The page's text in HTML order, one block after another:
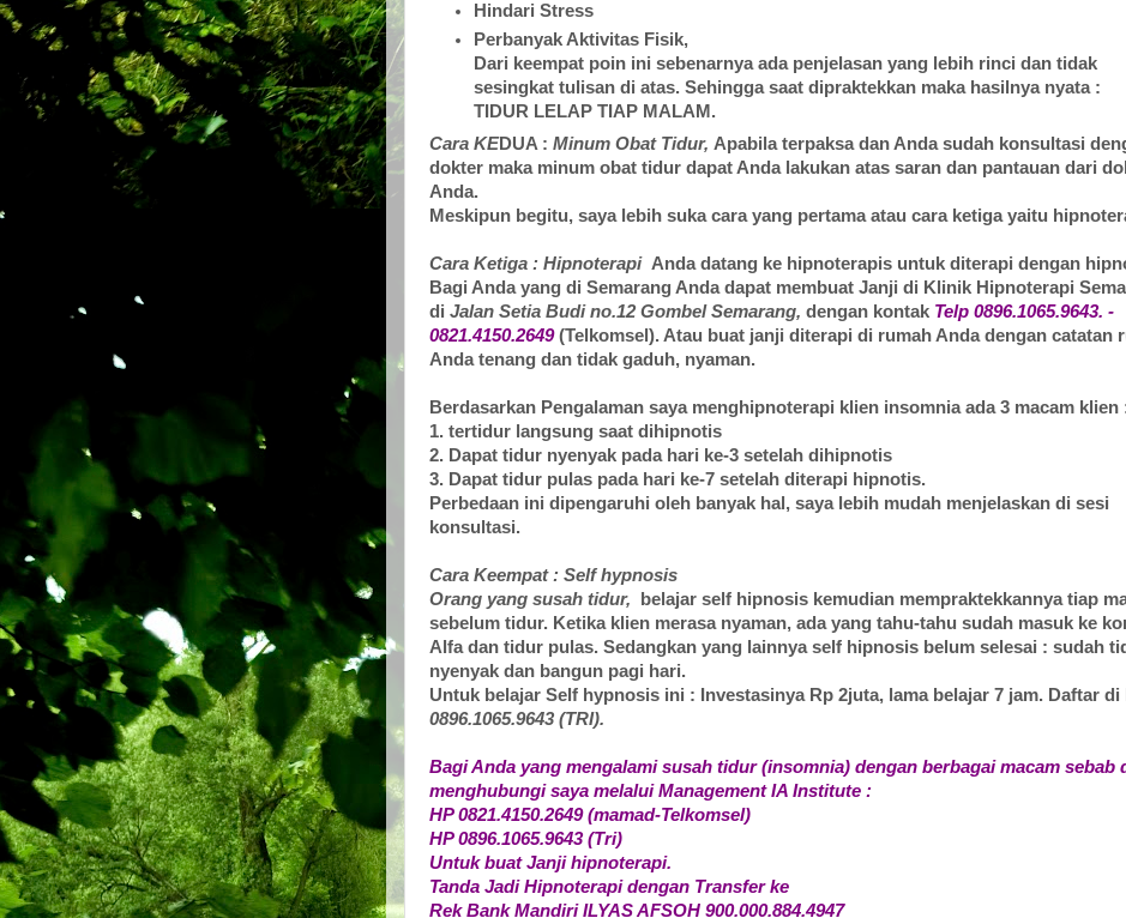
Hindari Stress
Perbanyak Aktivitas Fisik,
Dari keempat poin ini sebenarnya ada penjelasan yang lebih rinci dan tidak
sesingkat tulisan di atas. Sehingga saat dipraktekkan maka hasilnya nyata :
TIDUR LELAP TIAP MALAM.
Cara KEDUA : Minum Obat Tidur, Apabila terpaksa dan Anda sudah konsultasi
dokter maka minum obat tidur dapat Anda lakukan atas saran dan pantauan dari
Anda.
Meskipun begitu, saya lebih suka cara yang pertama atau cara ketiga yaitu
Cara Ketiga : Hipnoterapi Anda datang ke hipnoterapis untuk diterapi dengan
Bagi Anda yang di Semarang Anda dapat membuat Janji di Klinik Hipnoterapi
di Jalan Setia Budi no.12 Gombel Semarang, dengan kontak Telp 0896.1065.9643. -
0821.4150.2649(Telkomsel). Atau buat janji diterapi di rumah Anda dengan catatan
Anda tenang dan tidak gaduh, nyaman.
Berdasarkan Pengalaman saya menghipnoterapi klien insomnia ada 3 macam klien
1. tertidur langsung saat dihipnotis
2. Dapat tidur nyenyak pada hari ke-3 setelah dihipnotis
3. Dapat tidur pulas pada hari ke-7 setelah diterapi hipnotis.
Perbedaan ini dipengaruhi oleh banyak hal, saya lebih mudah menjelaskan di sesi
konsultasi.
Cara Keempat : Self hypnosis
Orang yang susah tidur,
belajar self hipnosis kemudian mempraktekkannya tiap
sebelum tidur. Ketika klien merasa nyaman, ada yang tahu-tahu sudah masuk ke
Alfa dan tidur pulas. Sedangkan yang lainnya self hipnosis belum selesai : sudah
nyenyak dan bangun pagi hari.
Untuk belajar Self hypnosis ini : Investasinya Rp 2juta, lama belajar 7 jam. Daftar di
0896.1065.9643 (TRI).
Bagi Anda yang mengalami susah tidur (insomnia) dengan berbagai macam sebab
menghubungi saya melalui Management IA Institute :
HP 0821.4150.2649 (mamad-Telkomsel)
HP 0896.1065.9643 (Tri)
Untuk buat Janji hipnoterapi.
Tanda Jadi Hipnoterapi dengan Transfer ke
Rek Bank Mandiri ILYAS AFSOH 900.000.884.4947